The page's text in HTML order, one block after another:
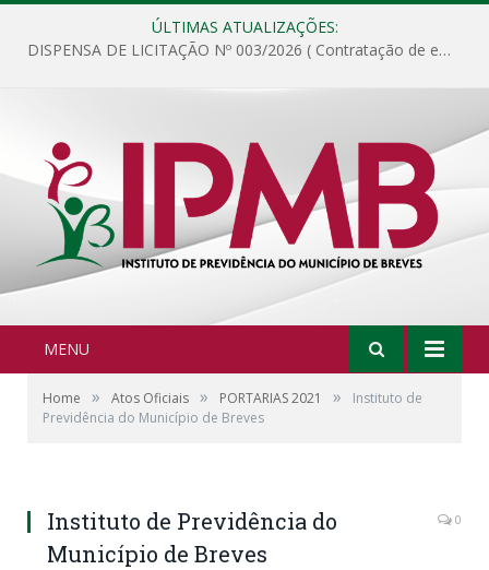
ÚLTIMAS ATUALIZAÇÕES:
DISPENSA DE LICITAÇÃO Nº 003/2026 ( Contratação de empresa para fornecimento de gêneros alimentícios não perecíveis, materiais de expediente, descartáveis, copa e cozinha, para análise e posterior publicação.)
MENU
Home » Atos Oficiais » PORTARIAS 2021 »
Instituto de
Previdência do Município de Breves
Instituto de Previdência do
Município de Breves
0